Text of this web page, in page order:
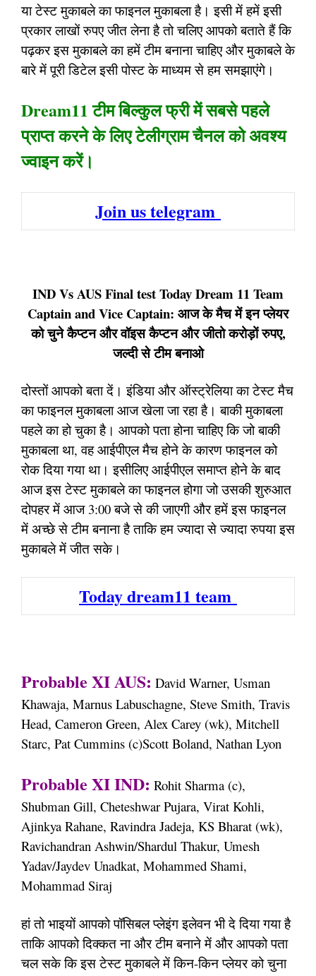
या टेस्ट मुकाबले का फाइनल मुकाबला है। इसी में हमें इसी
प्रकार लाखों रुपए जीत लेना है तो चलिए आपको बताते हैं कि
पढ़कर इस मुकाबले का हमें टीम बनाना चाहिए और मुकाबले के
बारे में पूरी डिटेल इसी पोस्ट के माध्यम से हम समझाएंगे।
Dream11 टीम बिल्कुल फ्री में सबसे पहले
प्राप्त करने के लिए टेलीग्राम चैनल को अवश्य
ज्वाइन करें।
Join us telegram
IND Vs AUS Final test Today Dream 11 Team
Captain and Vice Captain: आज के मैच में इन प्लेयर
को चुने कैप्टन और वॉइस कैप्टन और जीतो करोड़ों रुपए,
जल्दी से टीम बनाओ
दोस्तों आपको बता दें। इंडिया और ऑस्ट्रेलिया का टेस्ट मैच
का फाइनल मुकाबला आज खेला जा रहा है। बाकी मुकाबला
पहले का हो चुका है। आपको पता होना चाहिए कि जो बाकी
मुकाबला था, वह आईपीएल मैच होने के कारण फाइनल को
रोक दिया गया था। इसीलिए आईपीएल समाप्त होने के बाद
आज इस टेस्ट मुकाबले का फाइनल होगा जो उसकी शुरुआत
दोपहर में आज 3:00 बजे से की जाएगी और हमें इस फाइनल
में अच्छे से टीम बनाना है ताकि हम ज्यादा से ज्यादा रुपया इस
मुकाबले में जीत सके।
Today dream11 team
Probable XI AUS: David Warner, Usman
Khawaja, Marnus Labuschagne, Steve Smith, Travis
Head, Cameron Green, Alex Carey (wk), Mitchell
Starc, Pat Cummins (c)Scott Boland, Nathan Lyon
Probable XI IND: Rohit Sharma (c),
Shubman Gill, Cheteshwar Pujara, Virat Kohli,
Ajinkya Rahane, Ravindra Jadeja, KS Bharat (wk),
Ravichandran Ashwin/Shardul Thakur, Umesh
Yadav/Jaydev Unadkat, Mohammed Shami,
Mohammad Siraj
हां तो भाइयों आपको पॉसिबल प्लेइंग इलेवन भी दे दिया गया है
ताकि आपको दिक्कत ना और टीम बनाने में और आपको पता
चल सके कि इस टेस्ट मुकाबले में किन-किन प्लेयर को चुना